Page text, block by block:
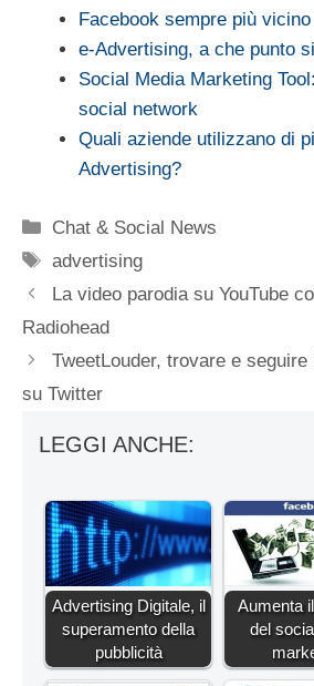
Facebook sempre più
e-Advertising, a che punto
Social Media Marketing
social network
Quali aziende utilizzano di
Advertising?
Categorie
Chat & Social News
Tag
advertising
La video parodia su YouTube
Radiohead
TweetLouder, trovare e
su Twitter
LEGGI ANCHE:
Advertising Digitale, il
superamento della
pubblicità
Aumenta
del